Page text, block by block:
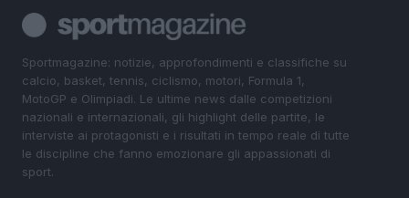
Sportmagazine: notizie, approfondimenti e classifiche su
calcio, basket, tennis, ciclismo, motori, Formula 1,
MotoGP e Olimpiadi. Le ultime news dalle competizioni
nazionali e internazionali, gli highlight delle partite, le
interviste ai protagonisti e i risultati in tempo reale di tutte
le discipline che fanno emozionare gli appassionati di
sport.